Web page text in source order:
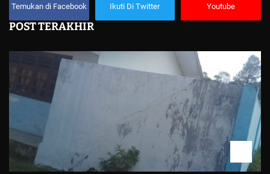
Temukan di Facebook Ikuti Di Twitter Youtube
POST TERAKHIR